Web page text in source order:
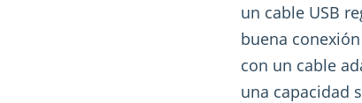
un cable USB
buena
con un cable
una capacidad